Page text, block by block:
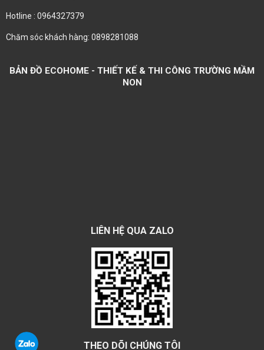
Hotline : 0964327379
Chăm sóc khách hàng: 0898281088
BẢN ĐỒ ECOHOME - THIẾT KẾ & THI CÔNG TRƯỜNG MẦM
NON
LIÊN HỆ QUA ZALO
THEO DÕI CHÚNG TÔI